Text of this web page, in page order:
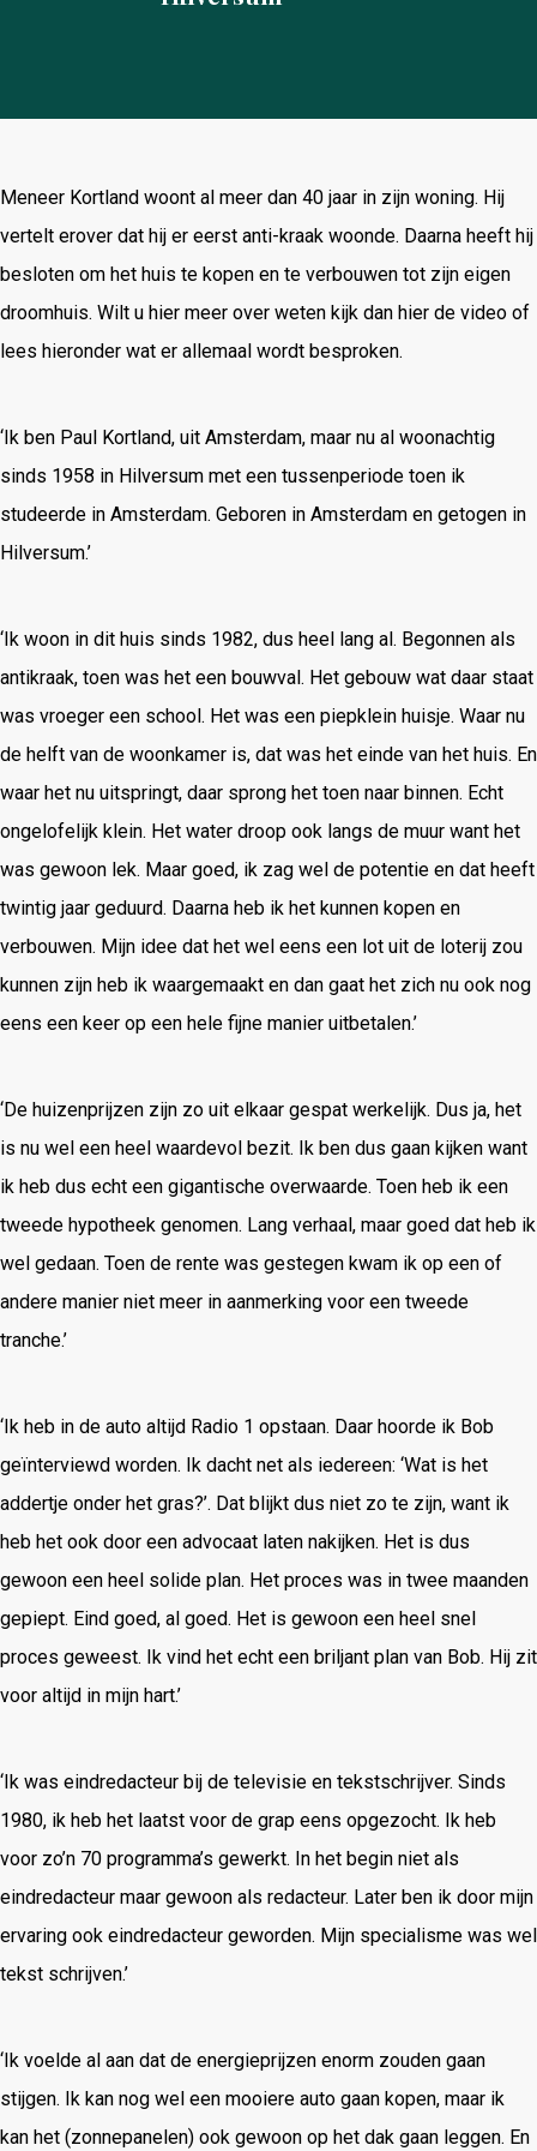
Meneer Kortland woont al meer dan 40 jaar in zijn woning. Hij
vertelt erover dat hij er eerst anti-kraak woonde. Daarna heeft hij
besloten om het huis te kopen en te verbouwen tot zijn eigen
droomhuis. Wilt u hier meer over weten kijk dan hier de video of
lees hieronder wat er allemaal wordt besproken.
‘Ik ben Paul Kortland, uit Amsterdam, maar nu al woonachtig
sinds 1958 in Hilversum met een tussenperiode toen ik
studeerde in Amsterdam. Geboren in Amsterdam en getogen in
Hilversum.’
‘Ik woon in dit huis sinds 1982, dus heel lang al. Begonnen als
antikraak, toen was het een bouwval. Het gebouw wat daar staat
was vroeger een school. Het was een piepklein huisje. Waar nu
de helft van de woonkamer is, dat was het einde van het huis. En
waar het nu uitspringt, daar sprong het toen naar binnen. Echt
ongelofelijk klein. Het water droop ook langs de muur want het
was gewoon lek. Maar goed, ik zag wel de potentie en dat heeft
twintig jaar geduurd. Daarna heb ik het kunnen kopen en
verbouwen. Mijn idee dat het wel eens een lot uit de loterij zou
kunnen zijn heb ik waargemaakt en dan gaat het zich nu ook nog
eens een keer op een hele fijne manier uitbetalen.’
‘De huizenprijzen zijn zo uit elkaar gespat werkelijk. Dus ja, het
is nu wel een heel waardevol bezit. Ik ben dus gaan kijken want
ik heb dus echt een gigantische overwaarde. Toen heb ik een
tweede hypotheek genomen. Lang verhaal, maar goed dat heb ik
wel gedaan. Toen de rente was gestegen kwam ik op een of
andere manier niet meer in aanmerking voor een tweede
tranche.’
‘Ik heb in de auto altijd Radio 1 opstaan. Daar hoorde ik Bob
geïnterviewd worden. Ik dacht net als iedereen: ‘Wat is het
addertje onder het gras?’. Dat blijkt dus niet zo te zijn, want ik
heb het ook door een advocaat laten nakijken. Het is dus
gewoon een heel solide plan. Het proces was in twee maanden
gepiept. Eind goed, al goed. Het is gewoon een heel snel
proces geweest. Ik vind het echt een briljant plan van Bob. Hij zit
voor altijd in mijn hart.’
‘Ik was eindredacteur bij de televisie en tekstschrijver. Sinds
1980, ik heb het laatst voor de grap eens opgezocht. Ik heb
voor zo’n 70 programma’s gewerkt. In het begin niet als
eindredacteur maar gewoon als redacteur. Later ben ik door mijn
ervaring ook eindredacteur geworden. Mijn specialisme was wel
tekst schrijven.’
‘Ik voelde al aan dat de energieprijzen enorm zouden gaan
stijgen. Ik kan nog wel een mooiere auto gaan kopen, maar ik
kan het (zonnepanelen) ook gewoon op het dak gaan leggen. En